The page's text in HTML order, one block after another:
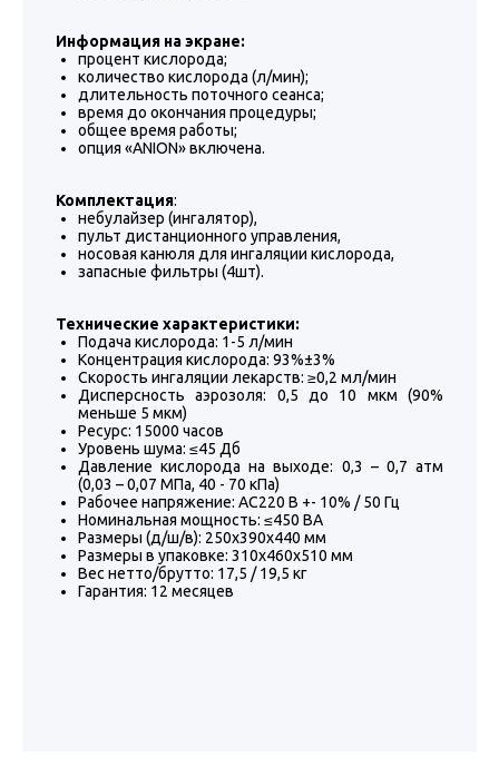
Информация на экране:
процент кислорода;
количество кислорода (л/мин);
длительность поточного сеанса;
время до окончания процедуры;
общее время работы;
опция «ANION» включена.
Комплектация:
небулайзер (ингалятор),
пульт дистанционного управления,
носовая канюля для ингаляции кислорода,
запасные фильтры (4шт).
Технические характеристики:
Подача кислорода: 1-5 л/мин
Концентрация кислорода: 93%±3%
Скорость ингаляции лекарств: ≥0,2 мл/мин
Дисперсность аэрозоля: 0,5 до 10 мкм (90%
меньше 5 мкм)
Ресурс: 15000 часов
Уровень шума: ≤45 Дб
Давление кислорода на выходе: 0,3 – 0,7 атм
(0,03 – 0,07 МПа, 40 - 70 кПа)
Рабочее напряжение: АС220 В +- 10% / 50 Гц
Номинальная мощность: ≤450 ВА
Размеры (д/ш/в): 250х390х440 мм
Размеры в упаковке: 310х460х510 мм
Вес нетто/брутто: 17,5 / 19,5 кг
Гарантия: 12 месяцев